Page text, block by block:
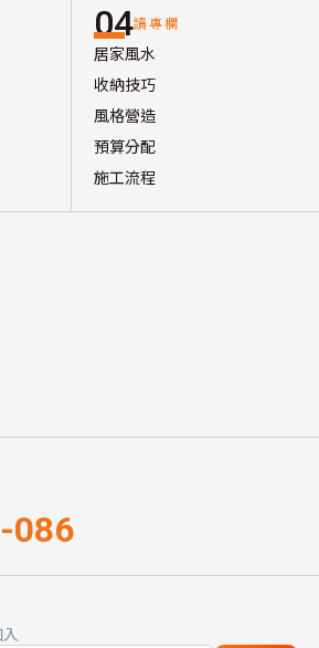
04讀專欄
居家風水
收納技巧
風格營造
預算分配
施工流程
086